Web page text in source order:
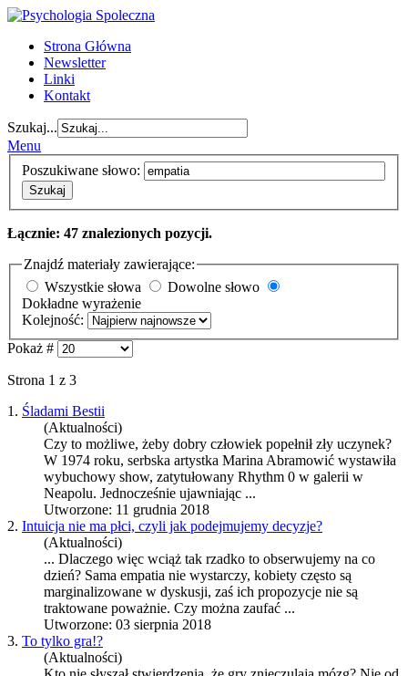
Strona Główna
Newsletter
Linki
Kontakt
Szukaj...
Menu
Poszukiwane słowo:
Szukaj
Łącznie: 47 znalezionych pozycji.
Znajdź materiały zawierające:
Wszystkie słowa
Dowolne słowo
Dokładne wyrażenie
Kolejność:
Pokaż #
Strona 1 z 3
1. Śladami Bestii
(Aktualności)
Czy to możliwe, żeby dobry człowiek popełnił zły uczynek?
W 1974 roku, serbska artystka Marina Abramowić wystawiła
wybuchowy show, zatytułowany Rhythm 0 w galerii w
Neapolu. Jednocześnie ujawniając ...
Utworzone: 11 grudnia 2018
2. Intuicja nie ma płci, czyli jak podejmujemy decyzje?
(Aktualności)
... Dlaczego więc wciąż tak rzadko to obserwujemy na co
dzień? Sama empatia nie wystarczy, kobiety często są
marginalizowane w dyskusji, zaś ich propozycje nie są
traktowane poważnie. Czy można zaufać ...
Utworzone: 03 sierpnia 2018
3. To tylko gra!?
(Aktualności)